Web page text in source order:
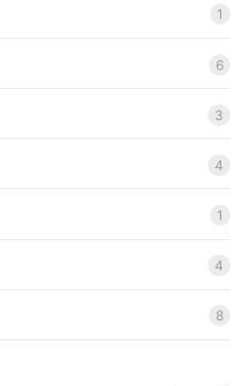
1
6
3
4
1
4
8